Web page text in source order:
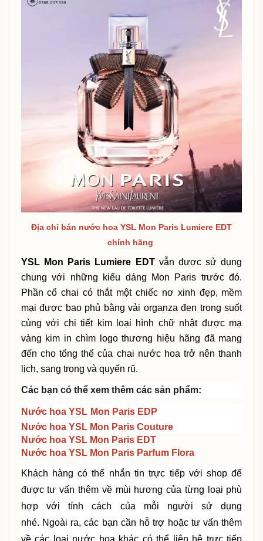
Địa chỉ bán nước hoa YSL Mon Paris Lumiere EDT
chính hãng
YSL Mon Paris Lumiere EDTvẫn được sử dụng
chung với những kiểu dáng Mon Paris trước đó.
Phần cổ chai có thắt một chiếc nơ xinh đẹp, mềm
mại được bao phủ bằng vải organza đen trong suốt
cùng với chi tiết kim loại hình chữ nhật được mạ
vàng kim in chìm logo thương hiệu hãng đã mang
đến cho tổng thể của chai nước hoa trở nên thanh
lịch, sang trọng và quyến rũ.
Các bạn có thể xem thêm các sản phẩm:
Nước hoa YSL Mon Paris EDP
Nước hoa YSL Mon Paris Couture
Nước hoa YS L Mon Paris EDT
Nước hoa YSL Mon Paris Parfum Flora
Khách hàng có thể nhắn tin trực tiếp với shop để
được tư vấn thêm về mùi hương của từng loại phù
hợp với
tínhcách của mỗi người sử dụng
nhé. Ngoài ra, các bạn cần hỗ trợ hoặc tư vấn thêm